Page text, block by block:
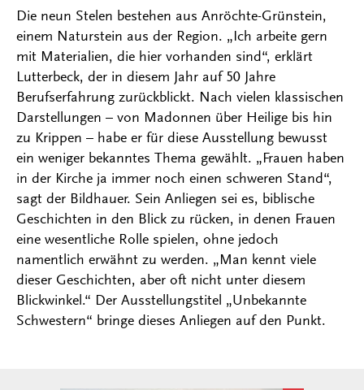
Die neun Stelen bestehen aus Anröchte-Grünstein,
einem Naturstein aus der Region. „Ich arbeite gern
mit Materialien, die hier vorhanden sind“, erklärt
Lutterbeck, der in diesem Jahr auf 50 Jahre
Berufserfahrung zurückblickt. Nach vielen klassischen
Darstellungen – von Madonnen über Heilige bis hin
zu Krippen – habe er für diese Ausstellung bewusst
ein weniger bekanntes Thema gewählt. „Frauen haben
in der Kirche ja immer noch einen schweren Stand“,
sagt der Bildhauer. Sein Anliegen sei es, biblische
Geschichten in den Blick zu rücken, in denen Frauen
eine wesentliche Rolle spielen, ohne jedoch
namentlich erwähnt zu werden. „Man kennt viele
dieser Geschichten, aber oft nicht unter diesem
Blickwinkel.“ Der Ausstellungstitel „Unbekannte
Schwestern“ bringe dieses Anliegen auf den Punkt.